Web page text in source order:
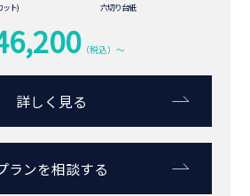
三スタジオ写真プラン
(アルバム付)